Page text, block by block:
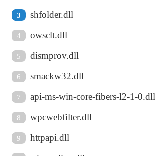
3 shfolder.dll
4 owsclt.dll
5 dismprov.dll
6 smackw32.dll
7 api-ms-win-core-fibers-l2-1-0.dll
8 wpcwebfilter.dll
9 httpapi.dll